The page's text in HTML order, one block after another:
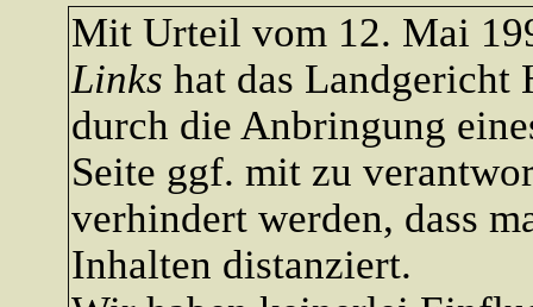
Mit Urteil vom 12. Mai
Links hat das Landgericht
durch die Anbringung
Seite ggf. mit zu
verhindert werden, dass
Inhalten distanziert.